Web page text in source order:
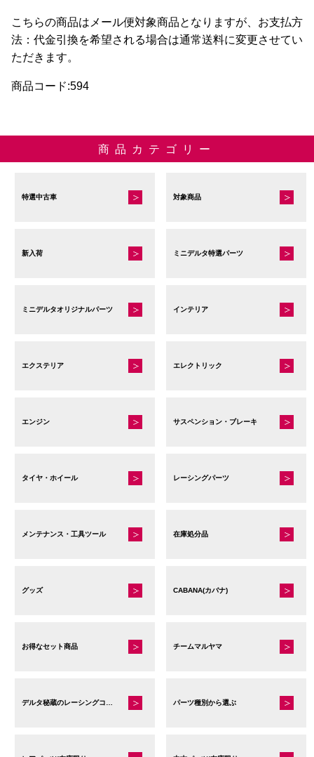
こちらの商品はメール便対象商品となりますが、お支払方
法：代金引換を希望される場合は通常送料に変更させてい
ただきます。
商品コード:594
商品カテゴリー
特選中古車 対象商品
新入荷 ミニデルタ特選パーツ
ミニデルタオリジナルパーツ インテリア
エクステリア エレクトリック
エンジン サスペンション・ブレーキ
タイヤ・ホイール レーシングパーツ
メンテナンス・工具ツール 在庫処分品
グッズ CABANA(カバナ)
お得なセット商品 チームマルヤマ
デルタ秘蔵のレーシングコレクション パーツ種別から選ぶ